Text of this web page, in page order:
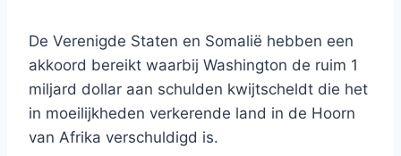
De Verenigde Staten en Somalië hebben een
akkoord bereikt waarbij Washington de ruim 1
miljard dollar aan schulden kwijtscheldt die het
in moeilijkheden verkerende land in de Hoorn
van Afrika verschuldigd is.